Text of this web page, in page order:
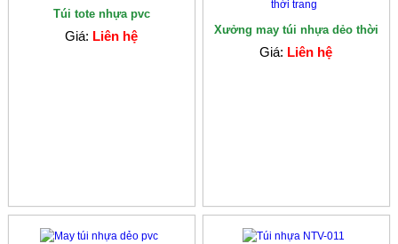
Túi tote nhựa pvc
Giá: Liên hệ
Xưởng may túi nhựa dẻo thời
trang
Giá: Liên hệ